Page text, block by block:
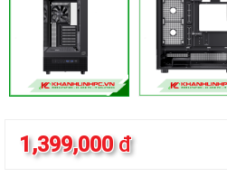
1,399,000đ